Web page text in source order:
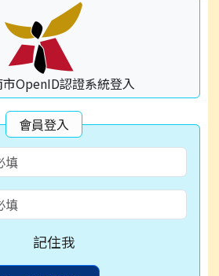
OpenID認證系統登入
會員登入
記住我